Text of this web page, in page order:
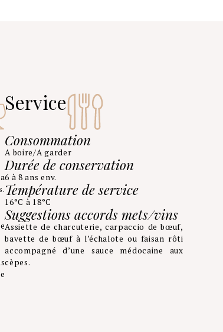
Service
Consommation
A boire/A garder
Durée de conservation
6 à 8 ans env.
Température de service
16°C à 18°C
Suggestions accords mets/vins
Assiette de charcuterie, carpaccio de bœuf,
bavette de bœuf à l’échalote ou faisan rôti
accompagné d’une sauce médocaine aux
cèpes.